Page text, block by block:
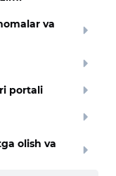
va
portali
olish va